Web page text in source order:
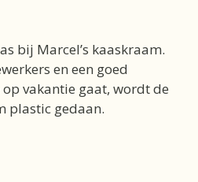
bij Marcel’s kaaskraam.
en een goed
vakantie gaat, wordt de
plastic gedaan.